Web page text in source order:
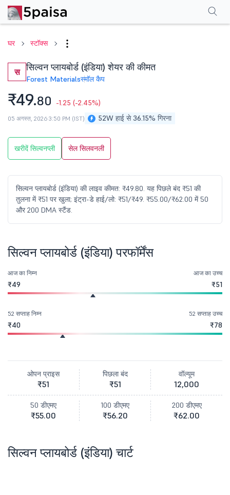
घर स्टॉक्स
स सिल्वन प्लायबोर्ड (इंडिया) शेयर की कीमत
Forest Materialsस्मॉल कैप
₹49.80 -1.25 (-2.45%)
52W हाई से 36.15% गिरना
05 अगस्त, 2026 3:50 PM (IST)
खरीदें सिल्वनप्ली सेल सिलवनली
सिल्वन प्लायबोर्ड (इंडिया) की लाइव कीमत: ₹49.80. यह पिछले बंद ₹51 की
तुलना में ₹51 पर खुला; इंट्रा-डे हाई/लो: ₹51/₹49. ₹55.00/₹62.00 में 50
और 200 DMA स्टैंड.
परफॉर्मेंसफाइनेंशियल्स सामान्य प्रश्न
सिल्वन प्लायबोर्ड (इंडिया) परफॉर्मेंस
आज का निम्न
₹49
आज का उच्च
₹51
52 सप्ताह निम्न
₹40
52 सप्ताह उच्च
₹78
ओपन प्राइस
₹51
पिछला बंद
₹51
वॉल्यूम
12,000
50 डीएमए
₹55.00
100 डीएमए
₹56.20
200 डीएमए
₹62.00
सिल्वन प्लायबोर्ड (इंडिया) चार्ट